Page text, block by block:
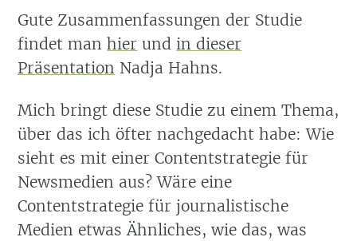
Gute Zusammenfassungen der Studie
findet manhier undin dieser
Präsentation Nadja Hahns.
Mich bringt diese Studie zu einem Thema,
über das ich öfter nachgedacht habe: Wie
sieht es mit einer Contentstrategie für
Newsmedien aus? Wäre eine
Contentstrategie für journalistische
Medien etwas Ähnliches, wie das, was